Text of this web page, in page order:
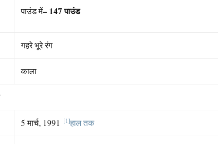
पाउंड में– 147पाउंड
गहरे भूरे रंग
काला
5 मार्च, 1991 [1]हाल तक